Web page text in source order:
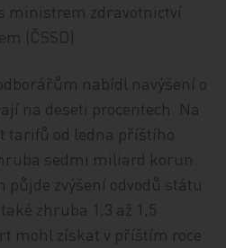
ministrem zdravotnictví
(ČSSD).
nabídl navýšení o
na deseti procentech. Na
tarifů od ledna příštího
sedmi miliard korun.
půjde zvýšení odvodů státu
zhruba 1,3 až 1,5
mohl získat v příštím roce